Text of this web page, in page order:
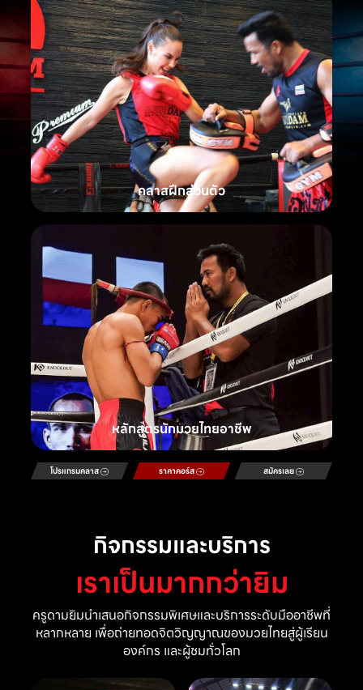
คลาสฝึกส่วนตัว
หลักสูตรนักมวยไทยอาชีพ
โปรแกรมคลาส ราคาคอร์ส สมัครเลย
กิจกรรมและบริการ
เราเป็นมากกว่ายิม
ครูดามยิมนำเสนอกิจกรรมพิเศษและบริการระดับมืออาชีพที่
หลากหลาย เพื่อถ่ายทอดจิตวิญญาณของมวยไทยสู่ผู้เรียน
องค์กร และผู้ชมทั่วโลก